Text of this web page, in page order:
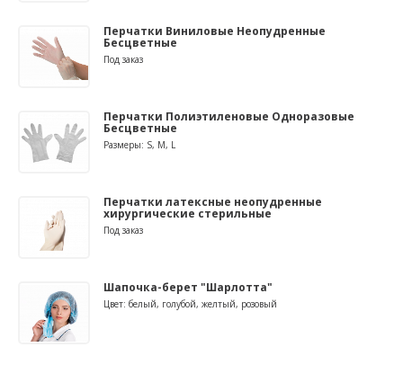
Перчатки Виниловые Неопудренные
Бесцветные
Под заказ
Перчатки Полиэтиленовые Одноразовые
Бесцветные
Размеры: S, M, L
Перчатки латексные неопудренные
хирургические стерильные
Под заказ
Шапочка-берет "Шарлотта"
Цвет: белый, голубой, желтый, розовый